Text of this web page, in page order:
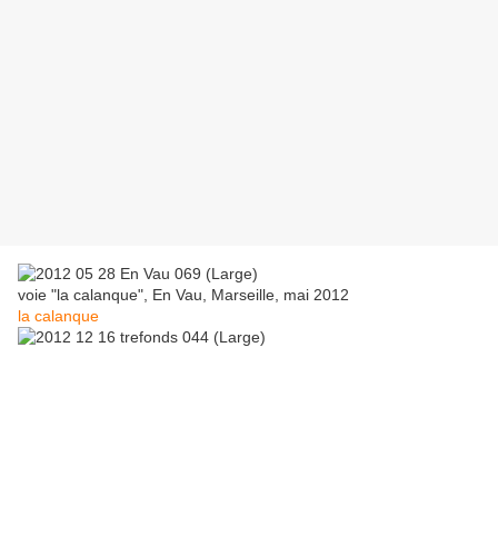
voie "la calanque", En Vau, Marseille, mai 2012
la calanque